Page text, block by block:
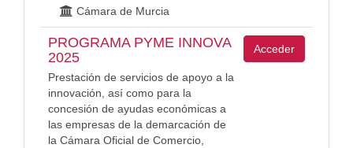
Cámara de Murcia
PROGRAMA PYME INNOVA
2025
Prestación de servicios de apoyo a la
innovación, así como para la
concesión de ayudas económicas a
las empresas de la demarcación de
la Cámara Oficial de Comercio,
Acceder